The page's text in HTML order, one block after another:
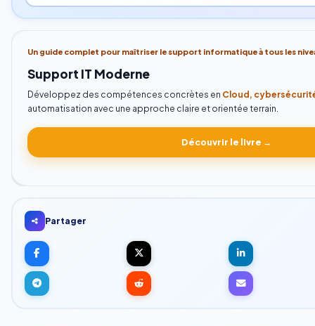
Un guide complet pour maîtriser le support informatique à tous les
Support IT Moderne
Développez des compétences concrètes en Cloud,
automatisation avec une approche claire et orientée terrain.
Découvrir le livre →
Partager